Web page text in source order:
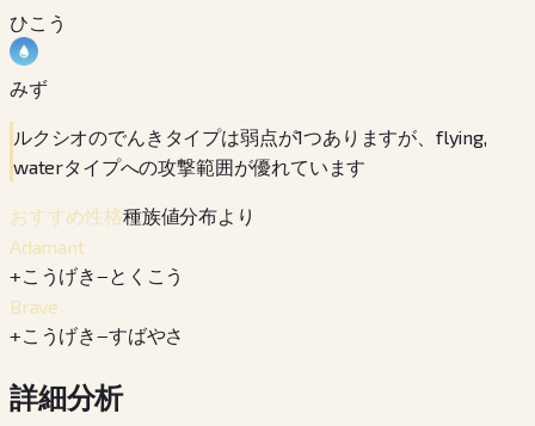
ひこう
みず
ルクシオのでんきタイプは弱点が1つありますが、flying,
waterタイプへの攻撃範囲が優れています
おすすめ性格種族値分布より
Adamant
+こうげき−とくこう
Brave
+こうげき−すばやさ
詳細分析